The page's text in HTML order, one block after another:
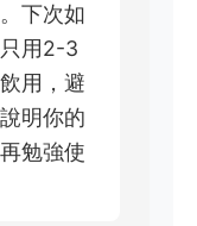
下次如
用2-3
用，避
明你的
勉強使